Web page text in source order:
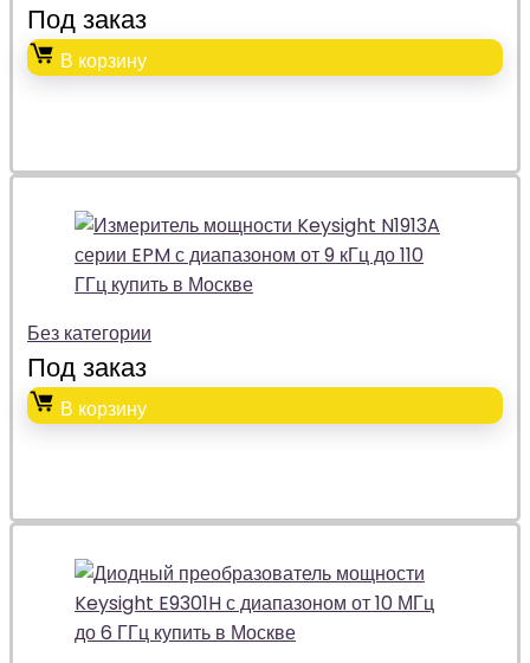
Под заказ
В корзину
Без категории
Под заказ
В корзину